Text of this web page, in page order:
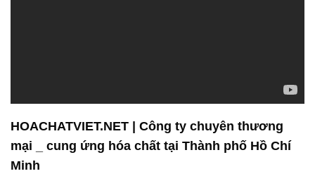
HOACHATVIET.NET | Công ty chuyên thương
mại _ cung ứng hóa chất tại Thành phố Hồ Chí
Minh